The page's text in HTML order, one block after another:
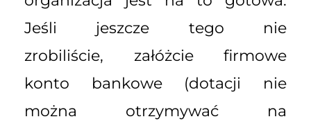
Jeśli jeszcze tego nie
zrobiliście, załóżcie firmowe
konto bankowe (dotacji nie
można otrzymywać na